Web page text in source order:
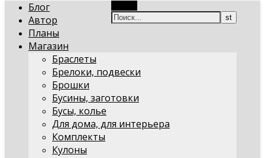
Блог
Автор
Планы
Магазин
Браслеты
Брелоки, подвески
Брошки
Бусины, заготовки
Бусы, колье
Для дома, для интерьера
Комплекты
Кулоны